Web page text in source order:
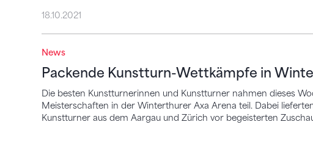
18.10.2021
News
Packende Kunstturn-Wettkämpfe in
Die besten Kunstturnerinnen und Kunstturner nahmen dieses
Meisterschaften in der Winterthurer Axa Arena teil. Dabei
Kunstturner aus dem Aargau und Zürich vor begeisterten
Packende Kunstturn-Wettkämpfe in Winterthur